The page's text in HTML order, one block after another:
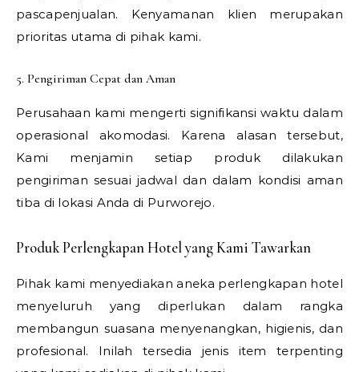
pascapenjualan. Kenyamanan klien merupakan
prioritas utama di pihak kami.
5. Pengiriman Cepat dan Aman
Perusahaan kami mengerti signifikansi waktu dalam
operasional akomodasi. Karena alasan tersebut,
Kami menjamin setiap produk dilakukan
pengiriman sesuai jadwal dan dalam kondisi aman
tiba di lokasi Anda di Purworejo.
Produk Perlengkapan Hotel yang Kami Tawarkan
Pihak kami menyediakan aneka perlengkapan hotel
menyeluruh yang diperlukan dalam rangka
membangun suasana menyenangkan, higienis, dan
profesional. Inilah tersedia jenis item terpenting